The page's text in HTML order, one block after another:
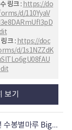
링크 : https://do
d/110YyaV
크 : https://doc
d/1s1NZZdK
보기
별마루 Big Picture 산책